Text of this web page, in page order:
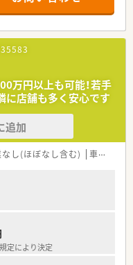
り駅の春日山駅から徒歩9
立地にある調剤薬局です。
処方箋を1日あたり平均
積極的に取り組んでいま
の体制で運営を行ってお
寧な服薬指導が可能です。
万円以上も可能！若手
店舗も多く安心です
追加
し(ほぼなし含む) 車通勤可
定により決定